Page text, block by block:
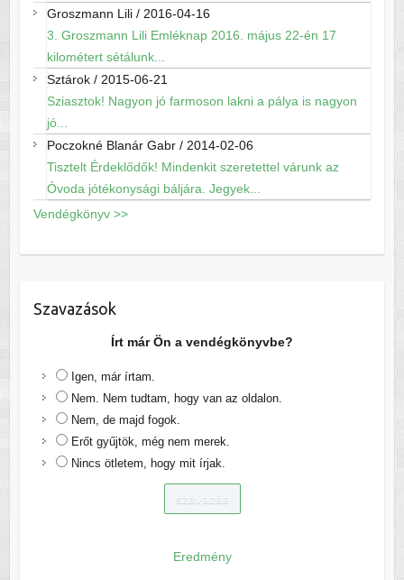
Groszmann Lili/ 2016-04-16
3. Groszmann Lili Emléknap 2016. május 22-én 17
kilométert sétálunk...
Sztárok/ 2015-06-21
Sziasztok! Nagyon jó farmoson lakni a pálya is nagyon
jó...
Poczokné Blanár Gabr/ 2014-02-06
Tisztelt Érdeklődők! Mindenkit szeretettel várunk az
Óvoda jótékonysági báljára. Jegyek...
Vendégkönyv >>
Szavazások
Írt már Ön a vendégkönyvbe?
Igen, már írtam.
Nem. Nem tudtam, hogy van az oldalon.
Nem, de majd fogok.
Erőt gyűjtök, még nem merek.
Nincs ötletem, hogy mit írjak.
Eredmény